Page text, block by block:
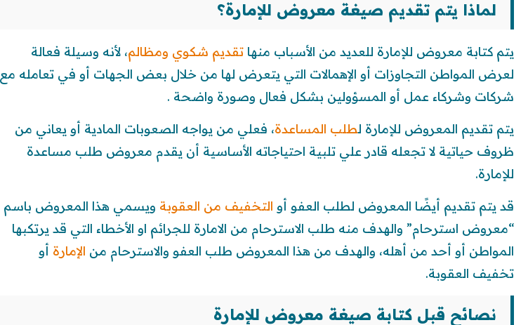
لماذا يتم تقديم صيغة معروض للإمارة؟
يتم كتابة معروض للإمارة للعديد من الأسباب منها تقديم شكوي ومظالم، لأنه وسيلة فعالة
لعرض المواطن التجاوزات أو الإهمالات التي يتعرض لها من خلال بعض الجهات أو في تعامله مع
شركات وشركاء عمل أو المسؤولين بشكل فعال وصورة واضحة .
يتم تقديم المعروض للإمارة لطلب المساعدة، فعلي من يواجه الصعوبات المادية أو يعاني من
ظروف حياتية لا تجعله قادر علي تلبية احتياجاته الأساسية أن يقدم معروض طلب مساعدة
للإمارة.
قد يتم تقديم أيضًا المعروض لطلب العفو أو التخفيف من العقوبة ويسمي هذا المعروض باسم
“معروض استرحام” والهدف منه طلب الاسترحام من الامارة للجرائم او الأخطاء التي قد يرتكبها
المواطن أو أحد من أهله، والهدف من هذا المعروض طلب العفو والاسترحام من الإمارة أو
تخفيف العقوبة.
نصائح قبل كتابة صيغة معروض للإمارة